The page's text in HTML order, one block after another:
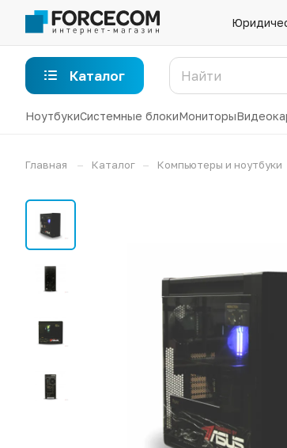
Каталог
НоутбукиСистемные блокиМониторы
Главная – Каталог – Компьютеры и ноутбуки